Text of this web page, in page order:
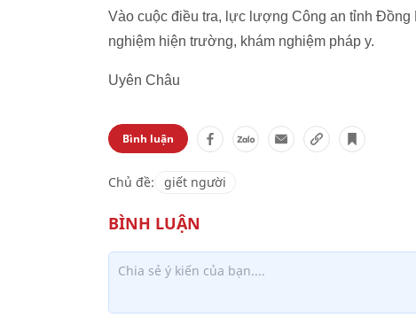
Vào cuộc điều tra, lực lượng Công an tỉnh
nghiệm hiện trường, khám nghiệm pháp y.
Uyên Châu
Bình luận
Chủ đề: giết người